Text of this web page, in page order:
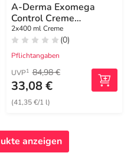
A-Derma Exomega
Control Creme
rückfettend
2x400 ml Creme
(0)
Pflichtangaben
UVP1 84,98 €
33,08 €
(41,35 €/1 l)
anzeigen